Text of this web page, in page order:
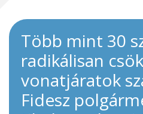
Több mint 30
radikálisan
vonatjáratok
Fidesz